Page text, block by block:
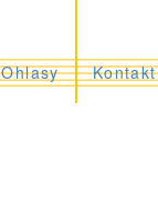
Ohlasy Kontakt